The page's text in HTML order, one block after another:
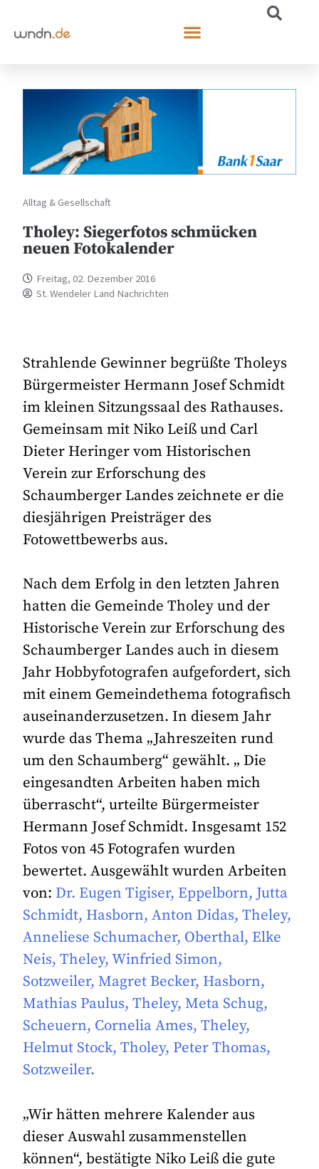
Alltag & Gesellschaft
Tholey: Siegerfotos schmücken
neuen Fotokalender
Freitag, 02. Dezember 2016
St. Wendeler Land Nachrichten
Strahlende Gewinner begrüßte Tholeys
Bürgermeister Hermann Josef Schmidt
im kleinen Sitzungssaal des Rathauses.
Gemeinsam mit Niko Leiß und Carl
Dieter Heringer vom Historischen
Verein zur Erforschung des
Schaumberger Landes zeichnete er die
diesjährigen Preisträger des
Fotowettbewerbs aus.
Nach dem Erfolg in den letzten Jahren
hatten die Gemeinde Tholey und der
Historische Verein zur Erforschung des
Schaumberger Landes auch in diesem
Jahr Hobbyfotografen aufgefordert, sich
mit einem Gemeindethema fotografisch
auseinanderzusetzen. In diesem Jahr
wurde das Thema „Jahreszeiten rund
um den Schaumberg“ gewählt. „ Die
eingesandten Arbeiten haben mich
überrascht“, urteilte Bürgermeister
Hermann Josef Schmidt. Insgesamt 152
Fotos von 45 Fotografen wurden
bewertet. Ausgewählt wurden Arbeiten
von: Dr. Eugen Tigiser, Eppelborn, Jutta
Schmidt, Hasborn, Anton Didas, Theley,
Anneliese Schumacher, Oberthal, Elke
Neis, Theley, Winfried Simon,
Sotzweiler, Magret Becker, Hasborn,
Mathias Paulus, Theley, Meta Schug,
Scheuern, Cornelia Ames, Theley,
Helmut Stock, Tholey, Peter Thomas,
Sotzweiler.
„Wir hätten mehrere Kalender aus
dieser Auswahl zusammenstellen
können“, bestätigte Niko Leiß die gute